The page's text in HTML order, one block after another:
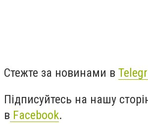
Стежте за новинами в
Підписуйтесь на нашу
в Facebook.